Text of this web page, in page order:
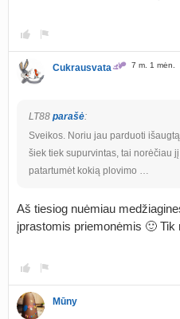
Cukrausvata 7 m. 1 mėn.
LT88 parašė:
Sveikos. Noriu jau parduoti
šiek tiek supurvintas, tai norėčiau
patartumėt kokią plovimo …
Aš tiesiog nuėmiau
įprastomis priemonėmis 🙂 Tik
Mūny